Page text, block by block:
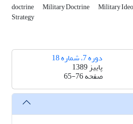
doctrine Military Doctrine Military
Strategy
دوره 7، شماره 18
پاییز 1389
صفحه65-76